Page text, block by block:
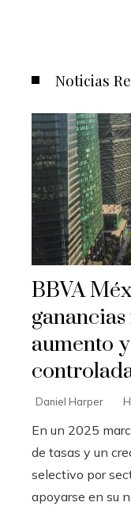
Noticias
BBVA
aumento
Daniel Harper
En un 2025
de tasas y un
selectivo por
apoyarse en su